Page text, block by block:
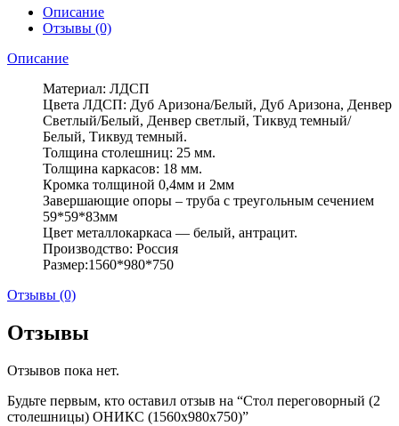
Описание
Отзывы (0)
Описание
Материал: ЛДСП
Цвета ЛДСП: Дуб Аризона/Белый, Дуб Аризона, Денвер
Светлый/Белый, Денвер светлый, Тиквуд темный/
Белый, Тиквуд темный.
Толщина столешниц: 25 мм.
Толщина каркасов: 18 мм.
Кромка толщиной 0,4мм и 2мм
Завершающие опоры – труба с треугольным сечением
59*59*83мм
Цвет металлокаркаса — белый, антрацит.
Производство: Россия
Размер:1560*980*750
Отзывы (0)
Отзывы
Отзывов пока нет.
Будьте первым, кто оставил отзыв на “Стол переговорный (2
столешницы) ОНИКС (1560х980х750)”